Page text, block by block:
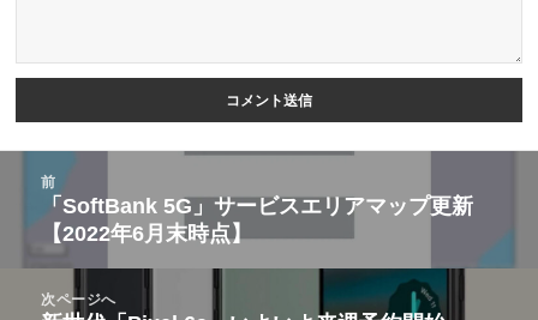
前
前
の
投
稿:
「SoftBank 5G」サービスエリアマップ更新
【2022年6月末時点】
次ページへ